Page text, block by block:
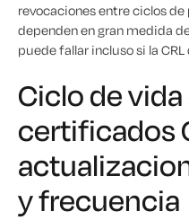
revocaciones entre ciclos
dependen en gran medida
puede fallar incluso si la
Ciclo de
certificados
y frecuencia